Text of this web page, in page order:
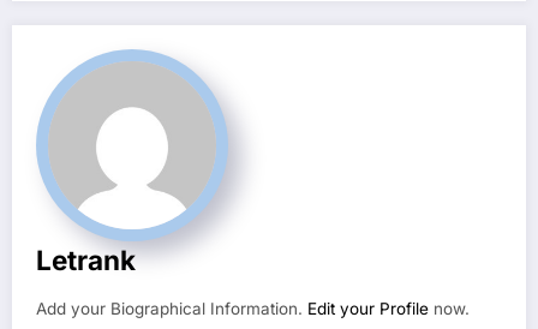
Letrank
Add your Biographical Information. Edit your Profile now.